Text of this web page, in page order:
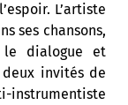
L’artiste
ses chansons,
dialogue et
deux invités de